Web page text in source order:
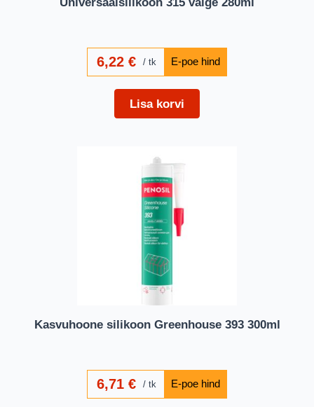
6,22€ tk
Lisa korvi
Kasvuhoone silikoon Greenhouse 393 300ml
6,71€ tk